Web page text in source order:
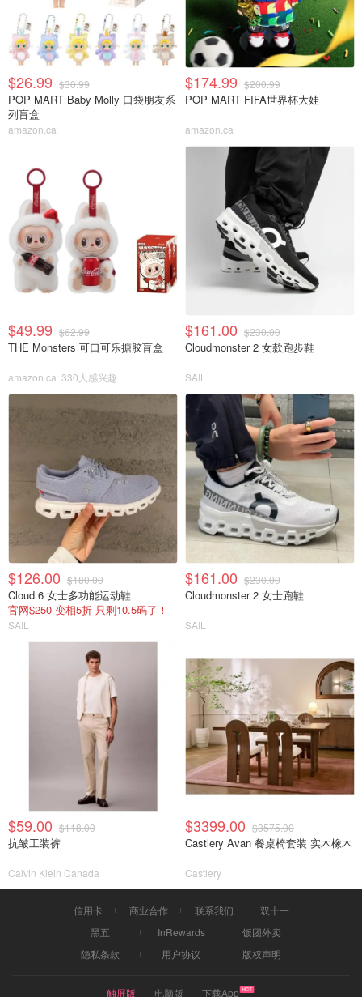
$26.99 $30.99
POP MART Baby Molly 口袋朋友系
列盲盒
amazon.ca
$174.99 $200.99
POP MART FIFA世界杯大娃
amazon.ca
$49.99 $62.99
THE Monsters 可口可乐搪胶盲盒
amazon.ca 330人感兴趣
$161.00 $230.00
Cloudmonster 2 女款跑步鞋
SAIL
$126.00 $180.00
Cloud 6 女士多功能运动鞋
官网$250 变相5折 只剩10.5码了！
SAIL
$161.00 $230.00
Cloudmonster 2 女士跑鞋
SAIL
$59.00 $118.00
抗皱工装裤
Calvin Klein Canada
$3399.00 $3575.00
Castlery Avan 餐桌椅套装 实木橡木
Castlery
信用卡 商业合作 联系我们
双十一
黑五
InRewards
饭团外卖
隐私条款
用户协议 版权声明
触屏版 电脑版 下载App